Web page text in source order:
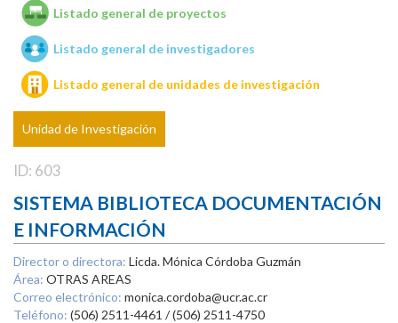
Unidades de investigación
Listado general de proyectos
Listado general de investigadores
Listado general de unidades de investigación
Unidad de Investigación
ID: 603
SISTEMA BIBLIOTECA DOCUMENTACIÓN
E INFORMACIÓN
Director o directora: Licda. Mónica Córdoba Guzmán
Área: OTRAS AREAS
Correo electrónico: monica.cordoba@ucr.ac.cr
Teléfono: (506) 2511-4461 / (506) 2511-4750